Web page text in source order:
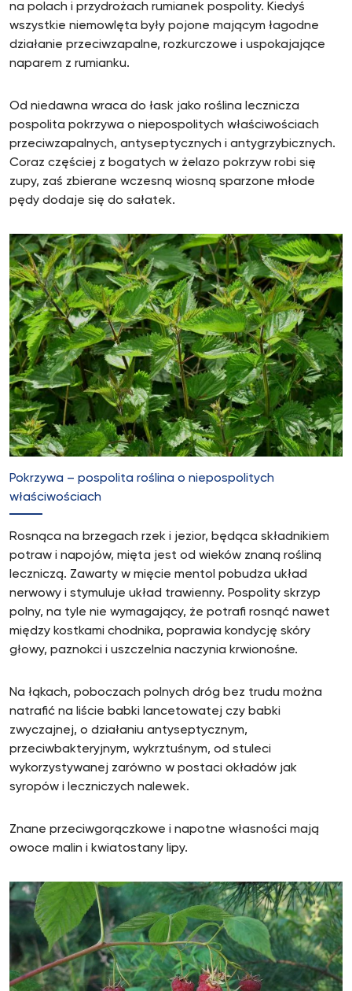
na polach i przydrożach rumianek pospolity. Kiedyś
wszystkie niemowlęta były pojone mającym łagodne
działanie przeciwzapalne, rozkurczowe i uspokajające
naparem z rumianku.
Od niedawna wraca do łask jako roślina lecznicza
pospolita pokrzywa o niepospolitych właściwościach
przeciwzapalnych, antyseptycznych i antygrzybicznych.
Coraz częściej z bogatych w żelazo pokrzyw robi się
zupy, zaś zbierane wczesną wiosną sparzone młode
pędy dodaje się do sałatek.
Pokrzywa – pospolita roślina o niepospolitych
właściwościach
Rosnąca na brzegach rzek i jezior, będąca składnikiem
potraw i napojów, mięta jest od wieków znaną rośliną
leczniczą. Zawarty w mięcie mentol pobudza układ
nerwowy i stymuluje układ trawienny. Pospolity skrzyp
polny, na tyle nie wymagający, że potrafi rosnąć nawet
między kostkami chodnika, poprawia kondycję skóry
głowy, paznokci i uszczelnia naczynia krwionośne.
Na łąkach, poboczach polnych dróg bez trudu można
natrafić na liście babki lancetowatej czy babki
zwyczajnej, o działaniu antyseptycznym,
przeciwbakteryjnym, wykrztuśnym, od stuleci
wykorzystywanej zarówno w postaci okładów jak
syropów i leczniczych nalewek.
Znane przeciwgorączkowe i napotne własności mają
owoce malin i kwiatostany lipy.